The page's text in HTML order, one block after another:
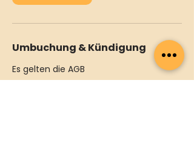
.
Umbuchung & Kündigung
Es gelten die AGB